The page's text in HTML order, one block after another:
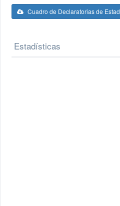
Cuadro de Declaratorias de
Estadísticas